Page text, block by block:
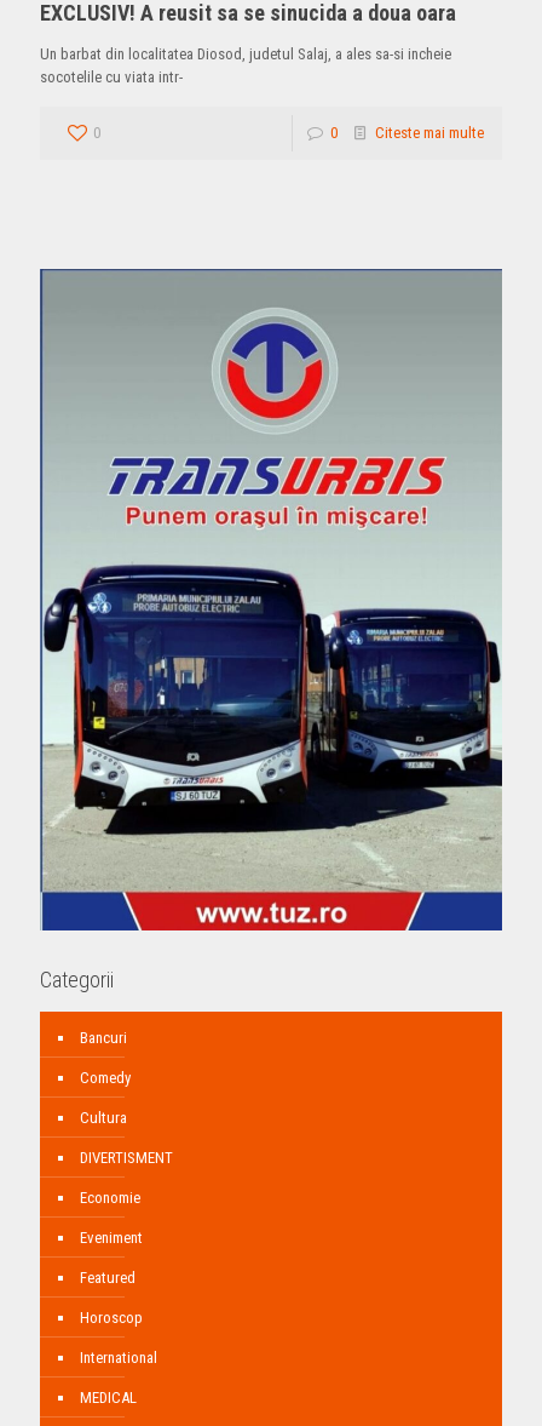
EXCLUSIV! A reusit sa se sinucida a doua oara
Un barbat din localitatea Diosod, judetul Salaj, a ales sa-si incheie
socotelile cu viata intr-
0 0 Citeste mai multe
Categorii
Bancuri
Comedy
Cultura
DIVERTISMENT
Economie
Eveniment
Featured
Horoscop
International
MEDICAL